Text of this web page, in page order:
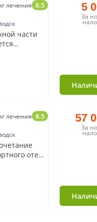
лечения 8.5
части
5
За
лечения 8.5
отеля
57
За